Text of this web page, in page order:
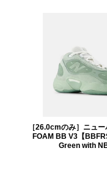
［26.0cmのみ］ニュ
FOAM BB V3【
Green with